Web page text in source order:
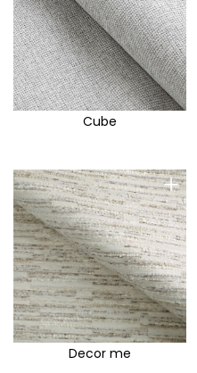
Cube
+
Decor me